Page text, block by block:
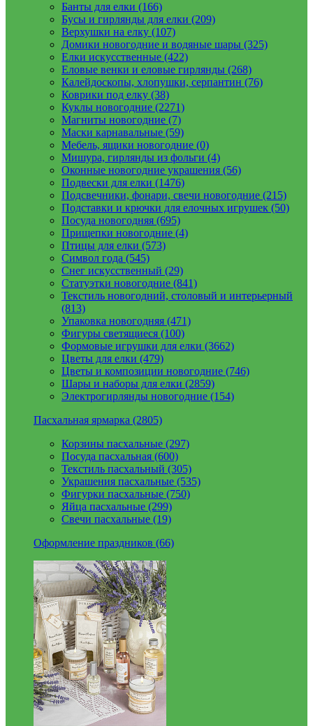
Банты для елки (166)
Бусы и гирлянды для елки (209)
Верхушки на елку (107)
Домики новогодние и водяные шары (325)
Елки искусственные (422)
Еловые венки и еловые гирлянды (268)
Калейдоскопы, хлопушки, серпантин (76)
Коврики под елку (38)
Куклы новогодние (2271)
Магниты новогодние (7)
Маски карнавальные (59)
Мебель, ящики новогодние (0)
Мишура, гирлянды из фольги (4)
Оконные новогодние украшения (56)
Подвески для елки (1476)
Подсвечники, фонари, свечи новогодние (215)
Подставки и крючки для елочных игрушек (50)
Посуда новогодняя (695)
Прищепки новогодние (4)
Птицы для елки (573)
Символ года (545)
Снег искусственный (29)
Статуэтки новогодние (841)
Текстиль новогодний, столовый и интерьерный
(813)
Упаковка новогодняя (471)
Фигуры светящиеся (100)
Формовые игрушки для елки (3662)
Цветы для елки (479)
Цветы и композиции новогодние (746)
Шары и наборы для елки (2859)
Электрогирлянды новогодние (154)
Пасхальная ярмарка (2805)
Корзины пасхальные (297)
Посуда пасхальная (600)
Текстиль пасхальный (305)
Украшения пасхальные (535)
Фигурки пасхальные (750)
Яйца пасхальные (299)
Свечи пасхальные (19)
Оформление праздников (66)